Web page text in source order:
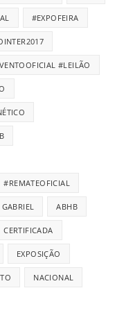
#EXPOFEIRA
#LEILÃO
#REMATEOFICIAL
ABHB
CERTIFICADA
EXPOSIÇÃO
NACIONAL